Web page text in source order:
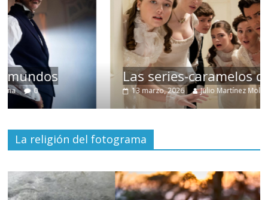
Las series-caramelos de Shondaland
13 marzo, 2026 Julio Martínez Molina 0
La religión del fotograma